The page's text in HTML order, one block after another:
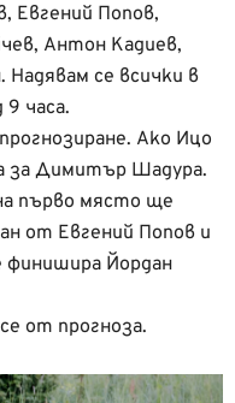
Евгений Попов,
Антон Кадиев,
се всички в
часа.
Ако Ицо
за Димитър Шадура.
първо място ще
от Евгений Попов и
финишира Йордан
от прогноза.